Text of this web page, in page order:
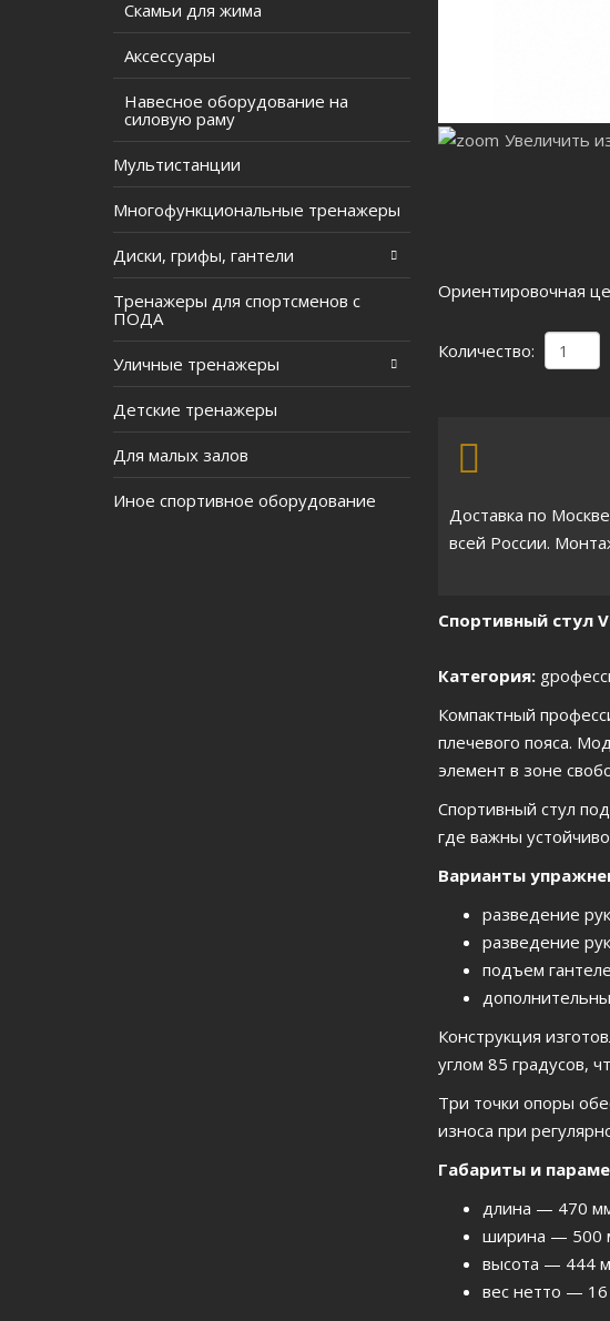
Скамьи для жима
Аксессуары
Навесное оборудование на
силовую раму
Мультистанции
Многофункциональные тренажеры
Диски, грифы, гантели
Тренажеры для спортсменов с
ПОДА
Уличные тренажеры
Детские тренажеры
Для малых залов
Иное спортивное оборудование
Увеличить
Ориентировочная
Количество:
Доставка по
всей России.
Спортивный стул
Категория:
Компактный
плечевого пояса.
элемент в зоне
Спортивный стул
где важны
Варианты
разведение
разведение
подъем
Конструкция
углом 85 градусов,
Три точки опоры
износа при
Габариты и
длина — 470
ширина — 500
высота — 444
вес нетто — 16